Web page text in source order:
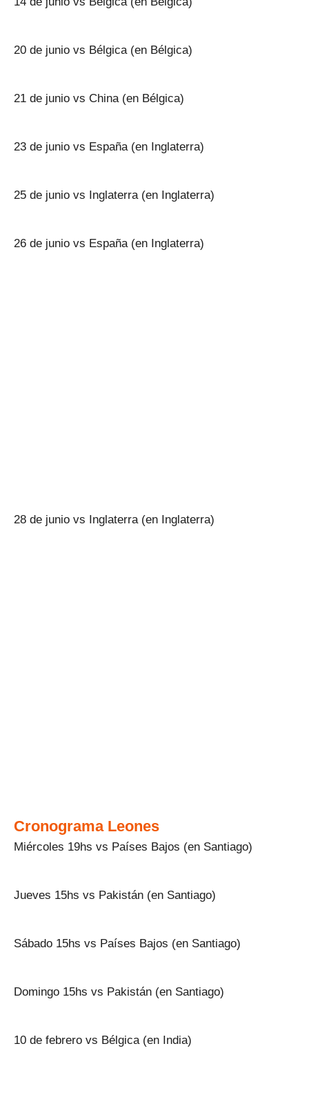
20 de junio vs Bélgica (en Bélgica)
21 de junio vs China (en Bélgica)
23 de junio vs España (en Inglaterra)
25 de junio vs Inglaterra (en Inglaterra)
26 de junio vs España (en Inglaterra)
28 de junio vs Inglaterra (en Inglaterra)
Cronograma Leones
Miércoles 19hs vs Países Bajos (en Santiago)
Jueves 15hs vs Pakistán (en Santiago)
Sábado 15hs vs Países Bajos (en Santiago)
Domingo 15hs vs Pakistán (en Santiago)
10 de febrero vs Bélgica (en India)